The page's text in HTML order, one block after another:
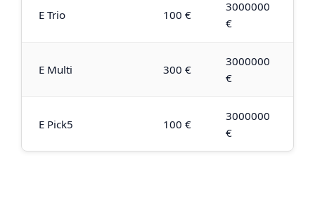
E Trio 100 €
3000000
€
E Multi 300 €
3000000
€
E Pick5 100 €
3000000
€